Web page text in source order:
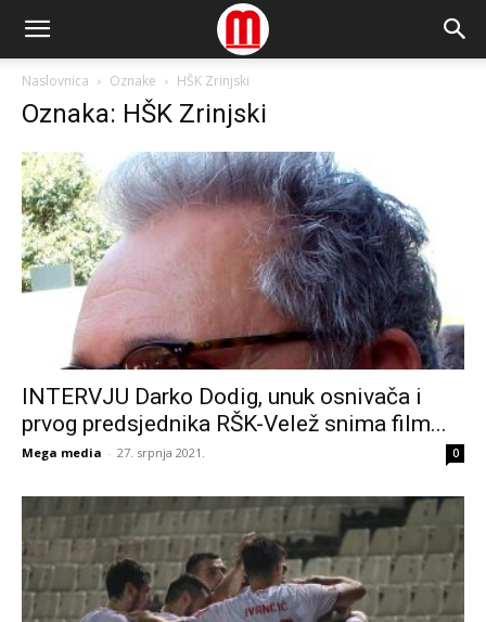
Naslovnica Oznake HŠK Zrinjski
Oznaka: HŠK Zrinjski
INTERVJU Darko Dodig, unuk osnivača i
prvog predsjednika RŠK-Velež snima film...
Mega media - 27. srpnja 2021. 0